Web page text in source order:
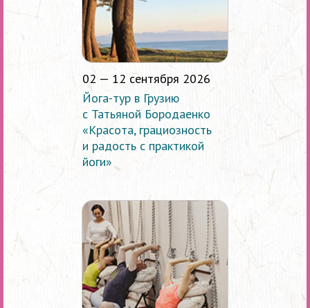
02 — 12 сентября 2026
Йога-тур в Грузию
с Татьяной Бородаенко
«Красота, грациозность
и радость с практикой
йоги»